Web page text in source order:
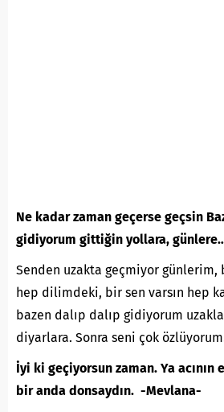
Ne kadar zaman geçerse geçsin
gidiyorum gittiğin yollara,
Senden uzakta geçmiyor
hep dilimdeki, bir sen varsın hep
bazen dalıp dalıp gidiyorum
diyarlara. Sonra seni çok
İyi ki geçiyorsun zaman. Ya
bir anda donsaydın. -Mevlana-